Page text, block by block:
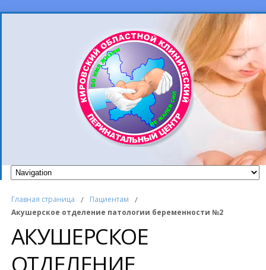
Главная страница / Пациентам /
Акушерское отделение патологии беременности №2
АКУШЕРСКОЕ